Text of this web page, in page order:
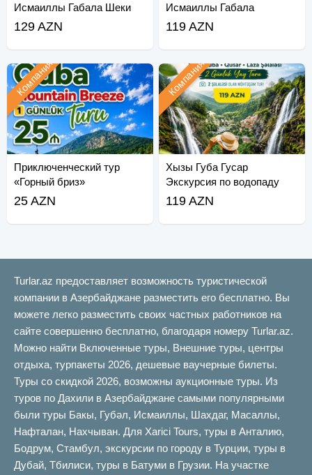
Исмаиллы Габала Шеки
129 AZN
Исмаиллы Габала
119 AZN
Приключенческий тур
«Горный бриз»
Компания
25 AZN
Хызы Губа Гусар
Экскурсия по водопаду
Лаза
Компания
119 AZN
Turlar.az предоставляет возможность туристической
компании в Азербайджане разместить его бесплатно. Вы
можете легко разместить своих частных работников на
сайте совершенно бесплатно, благодаря номеру Turlar.az.
Можно найти Включенные туры, Внешние туры, центры
отдыха, турпакеты 2026, дешевые ваучерные билеты.
Туры со скидкой 2026, возможны аукционные туры. Из
туров по Дахили в Азербайджане самыми популярными
были туры Бакы, Губəл, Исмаиллы, Шахдаг, Масаллы,
Нафталан, Нахчыван. Для Xarici Tours, туры в Анталию,
Бодрум, Стамбул, экскурсии по городу в Турции, туры в
Дубай, Тбилиси, туры в Батуми в Грузии. На участке